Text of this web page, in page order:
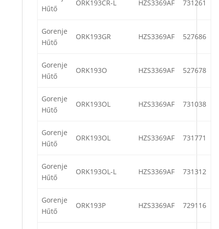
Hűtő
ORK193CR-L HZS3369AF 731261
Gorenje
Hűtő
ORK193GR HZS3369AF 527686
Gorenje
Hűtő
ORK193O HZS3369AF 527678
Gorenje
Hűtő
ORK193OL HZS3369AF 731038
Gorenje
Hűtő
ORK193OL HZS3369AF 731771
Gorenje
Hűtő
ORK193OL-L HZS3369AF 731312
Gorenje
Hűtő
ORK193P HZS3369AF 729116